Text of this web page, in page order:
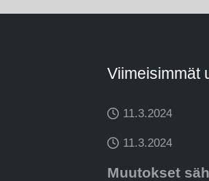
Viimeisimmät
11.3.2024
11.3.2024
Muutokset